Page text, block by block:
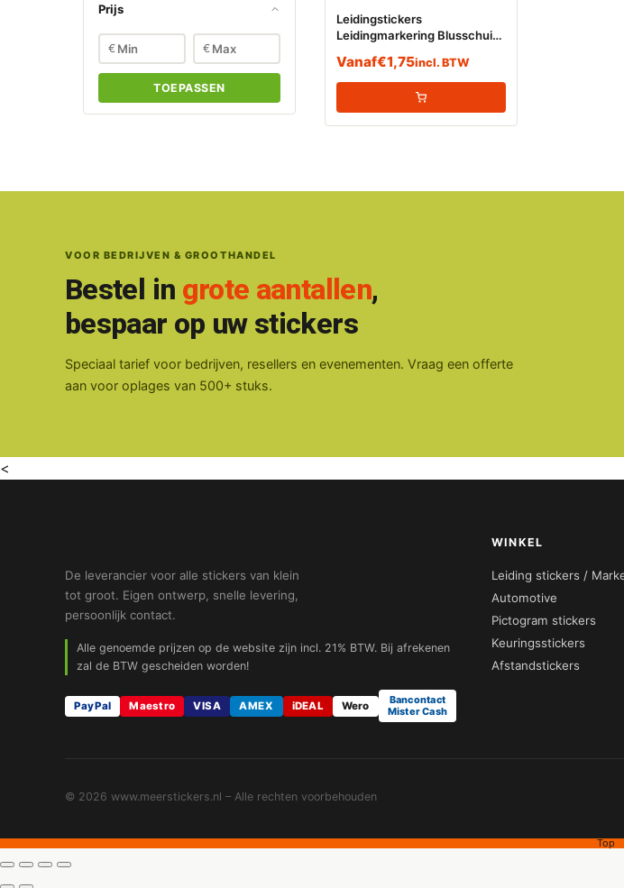
Prijs
€ €
TOEPASSEN
Leidingstickers
Leidingmarkering Blusschuim
Vanaf€1,75incl. BTW
VOOR BEDRIJVEN & GROOTHANDEL
Bestel in grote aantallen,
bespaar op uw stickers
Speciaal tarief voor bedrijven, resellers en evenementen. Vraag een offerte
aan voor oplages van 500+ stuks.
<
De leverancier voor alle stickers van klein
tot groot. Eigen ontwerp, snelle levering,
persoonlijk contact.
Alle genoemde prijzen op de website zijn incl. 21% BTW. Bij afrekenen
zal de BTW gescheiden worden!
PayPal Maestro VISA AMEX iDEAL Wero
Bancontact
Mister Cash
WINKEL
Leiding stickers /
Automotive
Pictogram stickers
Keuringsstickers
Afstandstickers
© 2026 www.meerstickers.nl – Alle rechten voorbehouden
Top